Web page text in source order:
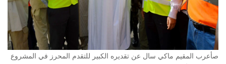
صأعرب المقيم ماكي سال عن تقديره الكبير للتقدم المحرز في المشروع